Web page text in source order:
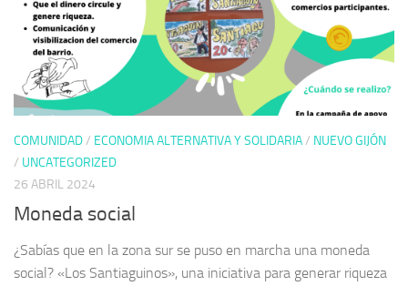
COMUNIDAD/ ECONOMIA ALTERNATIVA Y SOLIDARIA/ NUEVO GIJÓN
/ UNCATEGORIZED
26 ABRIL 2024
Moneda social
¿Sabías que en la zona sur se puso en marcha una moneda
social? «Los Santiaguinos», una iniciativa para generar riqueza